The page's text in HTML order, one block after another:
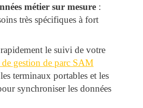
métier sur mesure :
très spécifiques à fort
le suivi de votre
gestion de parc SAM
terminaux portables et les
synchroniser les données